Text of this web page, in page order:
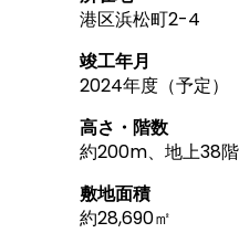
港区浜松町2-4
竣工年月
2024年度（予定）
高さ・階数
約200m、地上38階
敷地面積
約28,690㎡